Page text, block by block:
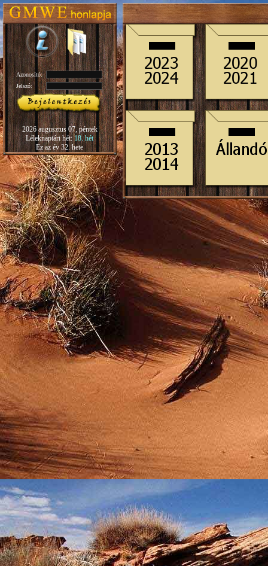
Azonosító:
Jelszó:
2026 augusztus 07, péntek
Léleknaptári hét:18. hét
Ez az év 32. hete